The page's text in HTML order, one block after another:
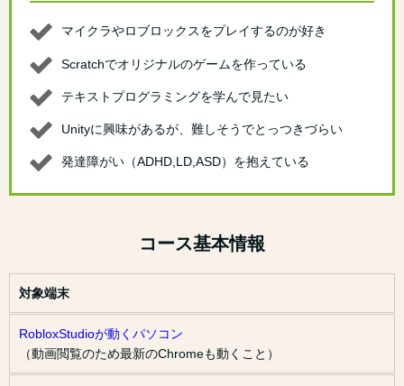
マイクラやロブロックスをプレイするのが好き
Scratchでオリジナルのゲームを作っている
テキストプログラミングを学んで見たい
Unityに興味があるが、難しそうでとっつきづらい
発達障がい（ADHD,LD,ASD）を抱えている
コース基本情報
対象端末
RobloxStudioが動くパソコン
（動画閲覧のため最新のChromeも動くこと）